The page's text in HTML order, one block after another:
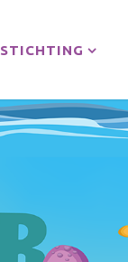
STICHTING